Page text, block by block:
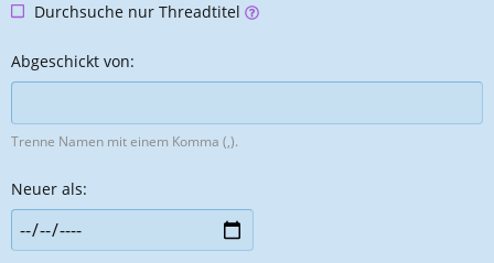
Durchsuche nur Threadtitel
Abgeschickt von
Trenne Namen mit einem Komma (,).
Neuer als